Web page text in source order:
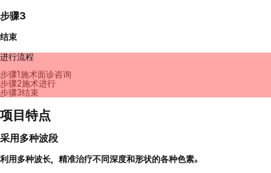
步骤3
结束
进行流程
步骤1施术面诊咨询
步骤2施术进行
步骤3结束
项目特点
采用多种波段
利用多种波长，精准治疗不同深度和形状的各种色素。